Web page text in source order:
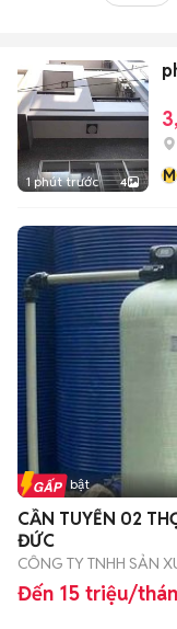
1 phút trước 4
M
Tin nổi bật
CẦN TUYỂN 02
ĐỨC
CÔNG TY TNHH SẢN
Đến 15 triệu/